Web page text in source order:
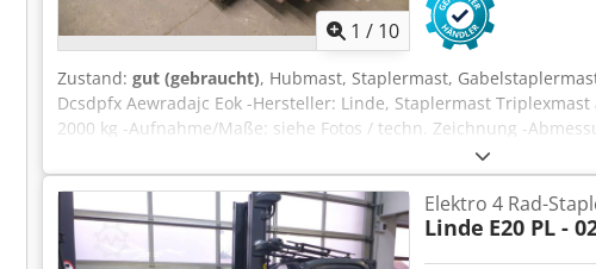
1 / 10
Zustand: gut (gebraucht), Hubmast, Staplermast,
Dcsdpfx Aewradajc Eok -Hersteller: Linde, Staplermast
2000 kg -Aufnahme/Maße: siehe Fotos / techn. Zeichnung -
Elektro 4 Rad-
Linde E20 PL -